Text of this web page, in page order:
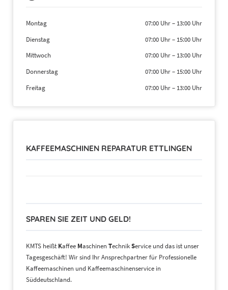
Montag 07:00 Uhr– 13:00 Uhr
Dienstag
07:00 Uhr– 15:00 Uhr
Mittwoch
07:00 Uhr– 13:00 Uhr
Donnerstag
07:00 Uhr– 15:00 Uhr
Freitag
07:00 Uhr– 13:00 Uhr
KAFFEEMASCHINEN REPARATUR ETTLINGEN
SPAREN SIE ZEIT UND GELD!
KMTS heißt Kaffee MaschinenTechnikService und das ist unser
Tagesgeschäft! Wir sind Ihr Ansprechpartner für Professionelle
Kaffeemaschinen und Kaffeemaschinenservice in
Süddeutschland.